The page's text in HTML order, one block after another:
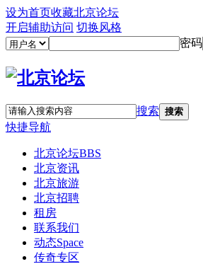
设为首页收藏北京论坛
开启辅助访问 切换风格
密码
搜索 搜索
快捷导航
北京论坛BBS
北京资讯
北京旅游
北京招聘
租房
联系我们
动态Space
传奇专区